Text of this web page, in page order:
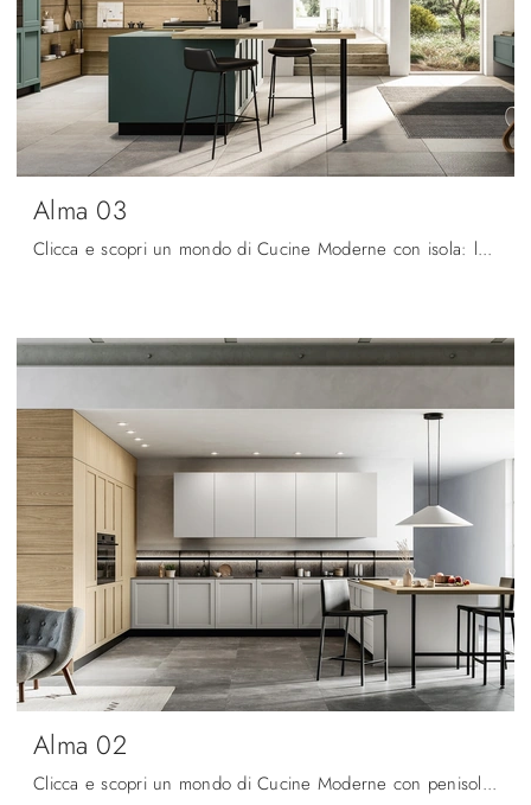
Alma 03
Clicca e scopri un mondo di Cucine Moderne con isola: la cucina Alma 03 Arredo3 in laminato ti sta aspettando!
Alma 02
Clicca e scopri un mondo di Cucine Moderne con penisola: la cucina Alma 02 Arredo3 in Pet ti aspetta!